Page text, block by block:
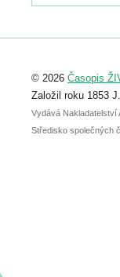
Registrovat se
abstraktu
posteru je už
© 2026 Časopis
Založil roku 1853
Vydává Nakladatelství
Středisko společných